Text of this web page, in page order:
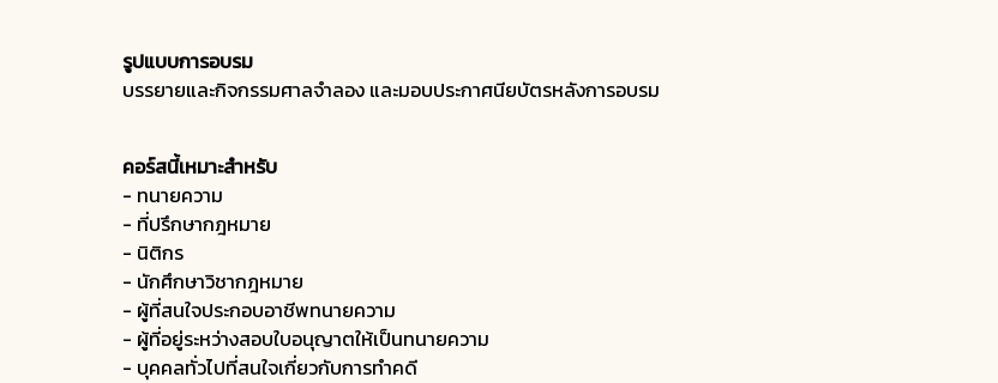
รูปแบบการอบรม
บรรยายและกิจกรรมศาลจำลอง และมอบประกาศนียบัตรหลังการอบรม
คอร์สนี้เหมาะสำหรับ
- ทนายความ
- ที่ปรึกษากฎหมาย
- นิติกร
- นักศึกษาวิชากฎหมาย
- ผู้ที่สนใจประกอบอาชีพทนายความ
- ผู้ที่อยู่ระหว่างสอบใบอนุญาตให้เป็นทนายความ
- บุคคลทั่วไปที่สนใจเกี่ยวกับการทำคดี